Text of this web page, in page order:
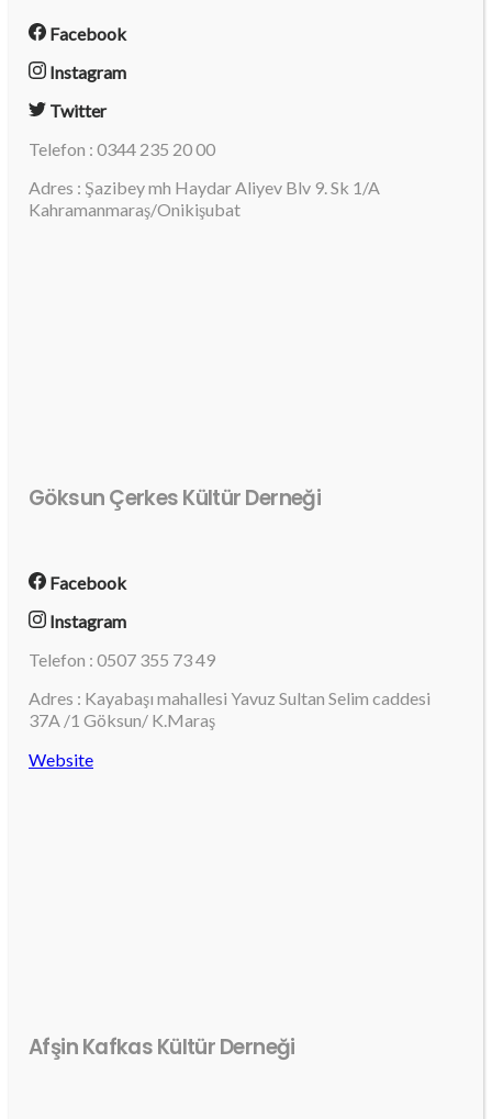
Facebook
Instagram
Twitter
Telefon : 0344 235 20 00
Adres : Şazibey mh Haydar Aliyev Blv 9. Sk 1/A
Kahramanmaraş/Onikişubat
Göksun Çerkes Kültür Derneği
Facebook
Instagram
Telefon : 0507 355 73 49
Adres : Kayabaşı mahallesi Yavuz Sultan Selim caddesi
37A /1 Göksun/ K.Maraş
Website
Afşin Kafkas Kültür Derneği